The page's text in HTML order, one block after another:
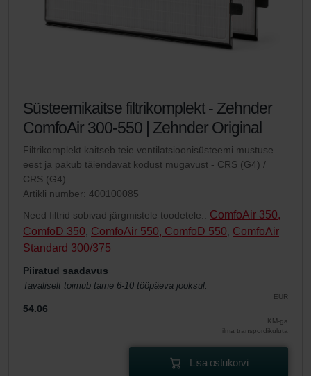
Süsteemikaitse filtrikomplekt - Zehnder
ComfoAir 300-550 | Zehnder Original
Filtrikomplekt kaitseb teie ventilatsioonisüsteemi mustuse
eest ja pakub täiendavat kodust mugavust - CRS (G4) /
CRS (G4)
Artikli number: 400100085
Need filtrid sobivad järgmistele toodetele:: ComfoAir 350,
ComfoD 350 ComfoAir 550, ComfoD 550 ComfoAir
Standard 300/375
Piiratud saadavus
Tavaliselt toimub tarne 6-10 tööpäeva jooksul.
EUR
54.06
KM-ga
ilma transpordikuluta
Lisa ostukorvi